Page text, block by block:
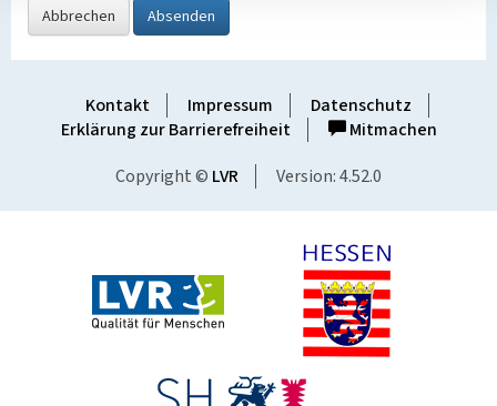
Abbrechen Absenden
Kontakt Impressum
Datenschutz
Erklärung zur Barrierefreiheit
Mitmachen
Copyright © LVR Version: 4.52.0